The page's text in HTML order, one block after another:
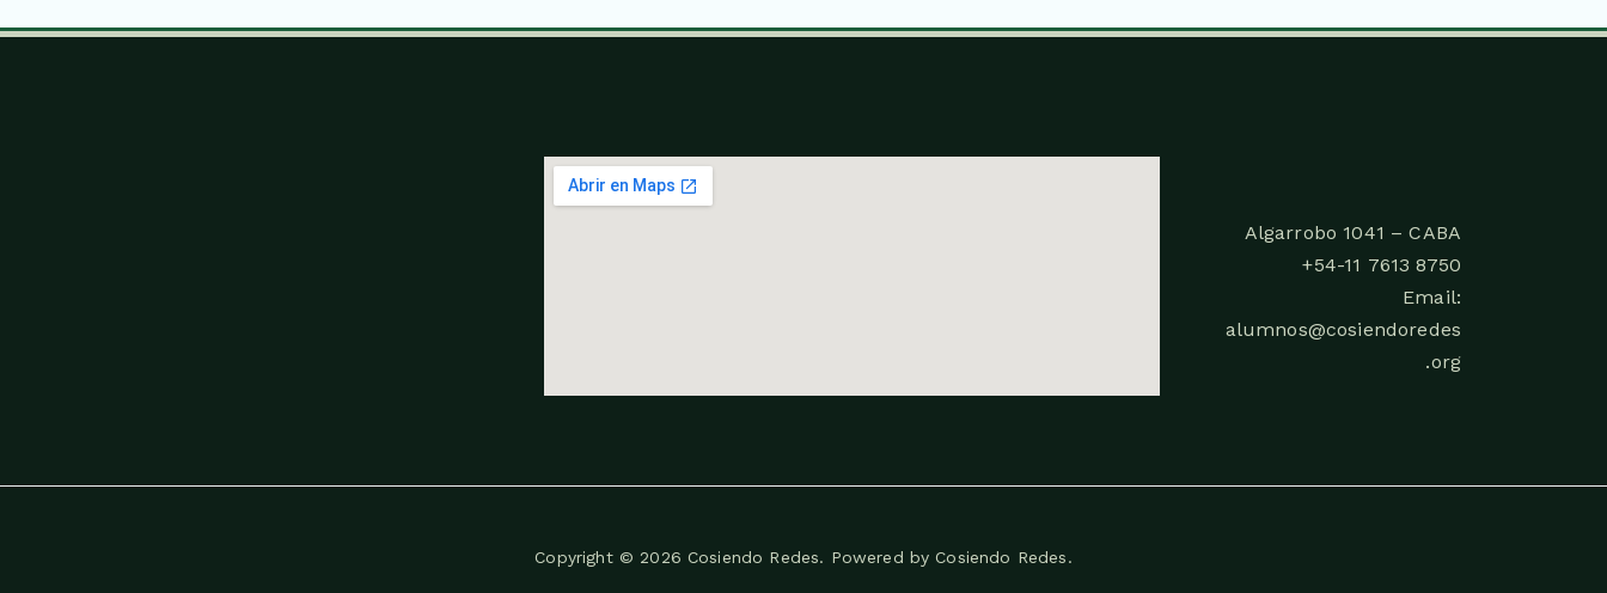
Algarrobo 1041 – CABA
+54-11 7613 8750
Email:
alumnos@cosiendoredes
.org
Copyright © 2026 Cosiendo Redes. Powered by Cosiendo Redes.